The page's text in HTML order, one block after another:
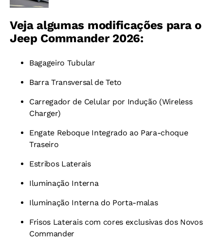
Veja algumas modificações para o
Jeep Commander 2026:
Bagageiro Tubular
Barra Transversal de Teto
Carregador de Celular por Indução (Wireless
Charger)
Engate Reboque Integrado ao Para-choque
Traseiro
Estribos Laterais
Iluminação Interna
Iluminação Interna do Porta-malas
Frisos Laterais com cores exclusivas dos Novos
Commander